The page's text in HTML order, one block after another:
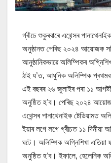
গ্ৰীচে শুকুৰবাৰে এথেন্সৰ
অনুষ্ঠানত পেৰিছ ২০২৪ আয়োজক
আনুষ্ঠানিকভাৱে অলিম্পিকৰ
ঠাই য’ত, আধুনিক অলিম্পিক
এই বছৰৰ ২৬ জুলাইৰ পৰা ১১
অনুষ্ঠিত হ’ব। পেৰিছ ২০২৪
এথেন্সৰ পানাথেনাইক ষ্টেডিয়ামত
ইয়াৰ লগে লগে গ্ৰীচত ১১ দিনীয়া
ঘটে। অলিম্পিক অগ্নিশিখা এতিয়া
অনুষ্ঠিত হ’ব। ইফালে, হেলেনিক